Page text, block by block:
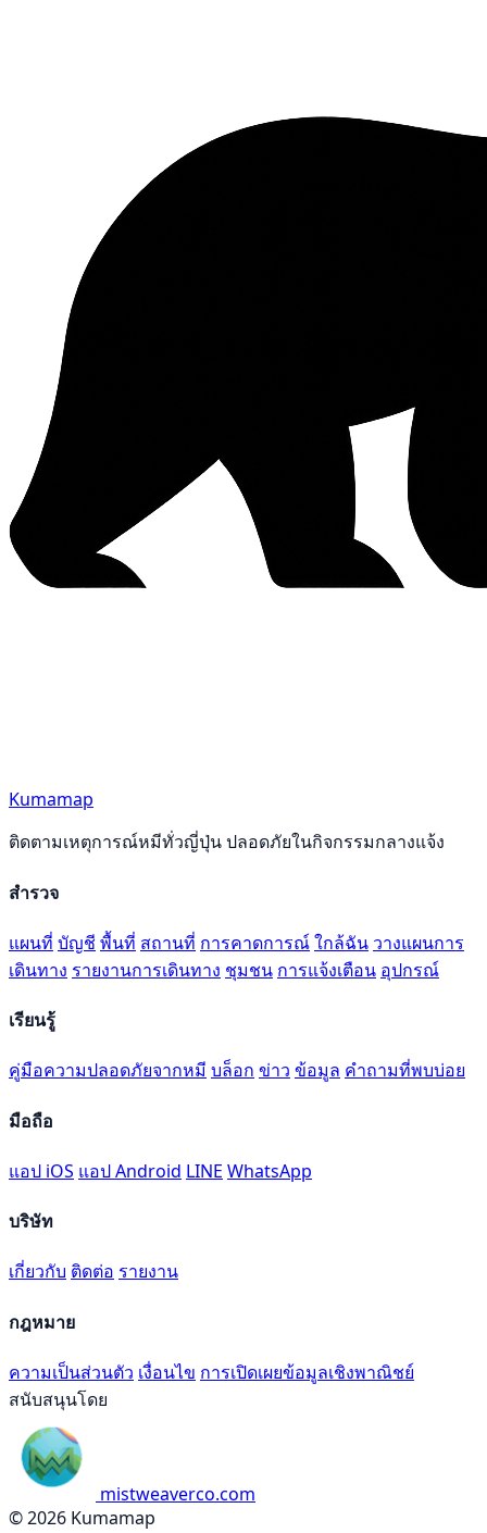
Kumamap
ติดตามเหตุการณ์หมีทั่วญี่ปุ่น ปลอดภัยในกิจกรรมกลางแจ้ง
สำรวจ
แผนที่ บัญชี พื้นที่ สถานที่ การคาดการณ์ใกล้ฉัน วางแผนการ
เดินทาง รายงานการเดินทาง ชุมชน การแจ้งเตือน อุปกรณ์
เรียนรู้
คู่มือความปลอดภัยจากหมี บล็อก ข่าว ข้อมูล คำถามที่พบบ่อย
มือถือ
แอป iOS แอป Android LINE WhatsApp
บริษัท
เกี่ยวกับ ติดต่อ รายงาน
กฎหมาย
ความเป็นส่วนตัว เงื่อนไข การเปิดเผยข้อมูลเชิงพาณิชย์
สนับสนุนโดย
mistweaverco.com
© 2026 Kumamap